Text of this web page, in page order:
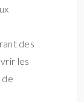
des
les
de